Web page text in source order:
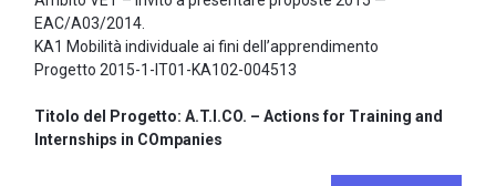
EAC/A03/2014.
KA1 Mobilità individuale ai fini dell’apprendimento
Progetto 2015-1-IT01-KA102-004513
Titolo del Progetto: A.T.I.CO. – Actions for Training and
Internships in COmpanies